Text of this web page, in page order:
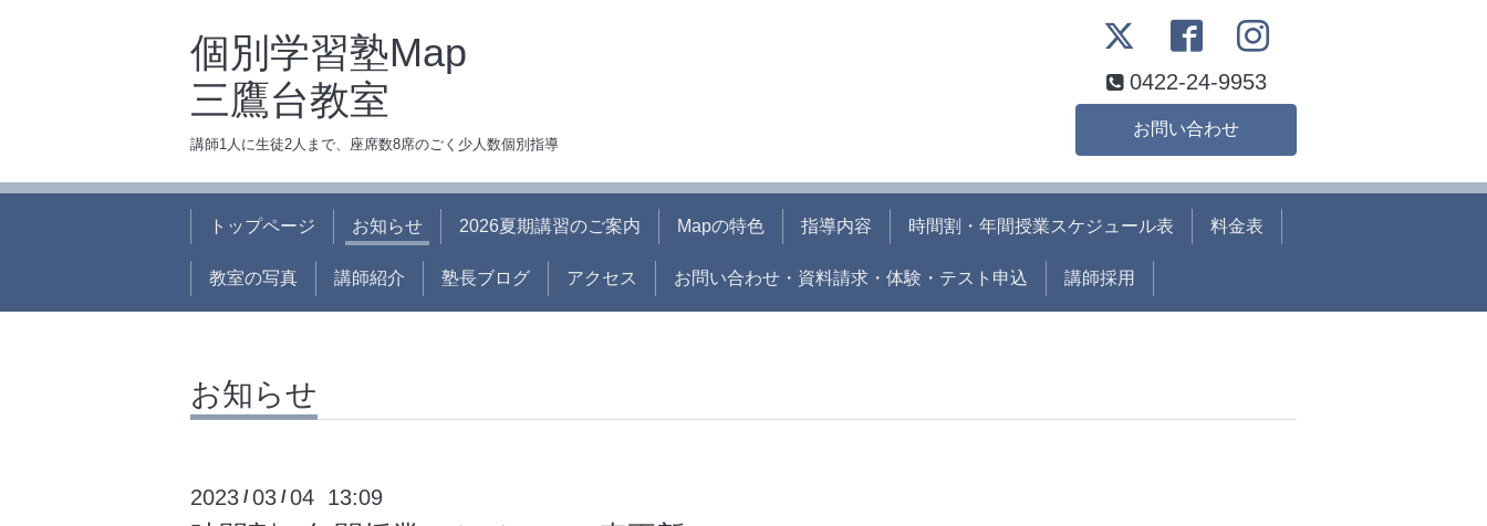
個別学習塾Map
三鷹台教室
講師1人に生徒2人まで、座席数8席のごく少人数個別指導
0422-24-9953
お問い合わせ
トップページ お知らせ 2026夏期講習のご案内 Mapの特色 指導内容 時間割・年間授業スケジュール表 料金表
教室の写真 講師紹介 塾長ブログ アクセス お問い合わせ・資料請求・体験・テスト申込 講師採用
お知らせ
2023 /03 /04 13:09